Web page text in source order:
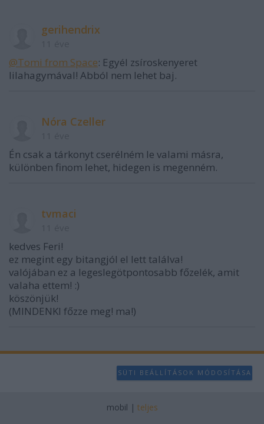
gerihendrix
@Tomi from Space: Egyél zsíroskenyeret
lilahagymával! Abból nem lehet baj.
Nóra Czeller
Én csak a tárkonyt cserélném le valami másra,
különben finom lehet, hidegen is megenném.
tvmaci
kedves Feri!
ez megint egy bitangjól el lett találva!
valójában ez a legeslegötpontosabb főzelék, amit
valaha ettem! :)
köszönjük!
(MINDENKI főzze meg! ma!)
SÜTI BEÁLLÍTÁSOK MÓDOSÍTÁSA
mobil | teljes